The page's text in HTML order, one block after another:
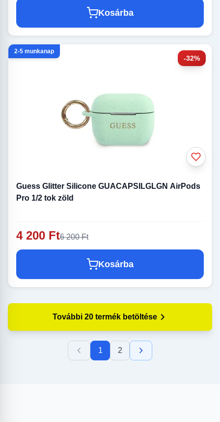
Kosárba
-32%
2-5 munkanap
Guess Glitter Silicone GUACAPSILGLGN AirPods
Pro 1/2 tok zöld
4 200 Ft6 200 Ft
Kosárba
További 20 termék betöltése
1 2